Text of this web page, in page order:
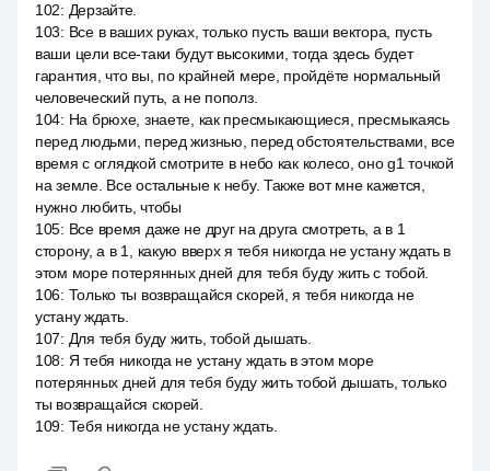
102: Дерзайте.
103: Все в ваших руках, только пусть ваши вектора, пусть
ваши цели все-таки будут высокими, тогда здесь будет
гарантия, что вы, по крайней мере, пройдёте нормальный
человеческий путь, а не пополз.
104: На брюхе, знаете, как пресмыкающиеся, пресмыкаясь
перед людьми, перед жизнью, перед обстоятельствами, все
время с оглядкой смотрите в небо как колесо, оно g1 точкой
на земле. Все остальные к небу. Также вот мне кажется,
нужно любить, чтобы
105: Все время даже не друг на друга смотреть, а в 1
сторону, а в 1, какую вверх я тебя никогда не устану ждать в
этом море потерянных дней для тебя буду жить с тобой.
106: Только ты возвращайся скорей, я тебя никогда не
устану ждать.
107: Для тебя буду жить, тобой дышать.
108: Я тебя никогда не устану ждать в этом море
потерянных дней для тебя буду жить тобой дышать, только
ты возвращайся скорей.
109: Тебя никогда не устану ждать.